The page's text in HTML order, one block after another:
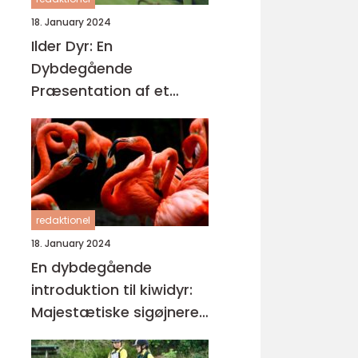
18. January 2024
Ilder Dyr: En
Dybdegående
Præsentation af et
Fascinerende Kæledyr
redaktionel
18. January 2024
En dybdegående
introduktion til kiwidyr:
Majestætiske sigøjnere i
New Zealands